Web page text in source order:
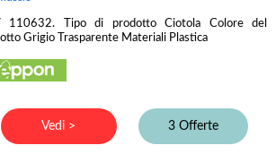
110632. Tipo di prodotto Ciotola Colore del
Grigio Trasparente Materiali Plastica
Vedi > 3 Offerte